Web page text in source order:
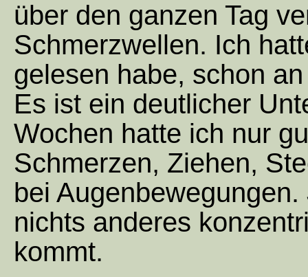
über den ganzen Tag
Schmerzwellen. Ich
gelesen habe, schon
Es ist ein deutlicher
Wochen hatte ich nur
Schmerzen, Ziehen,
bei
nichts anderes
kommt.